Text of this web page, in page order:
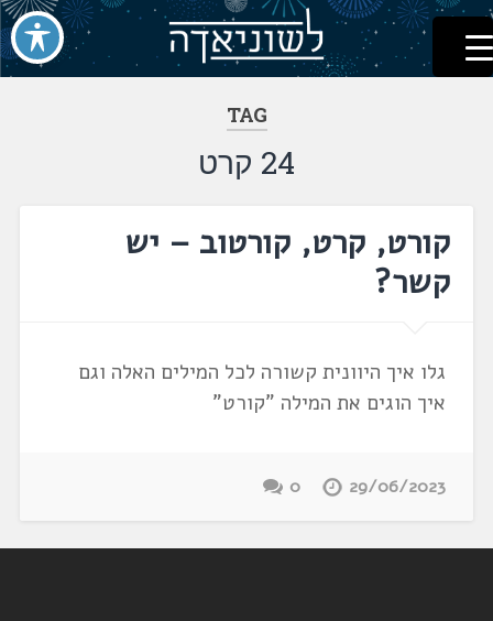
דלג
לתוכן
לשוניאדה
עברית. לשון. שפה
TAG
24 קרט
קורט, קרט, קורטוב – יש
קשר?
גלו איך היוונית קשורה לכל המילים האלה וגם
איך הוגים את המילה "קורט"
29/06/2023
0